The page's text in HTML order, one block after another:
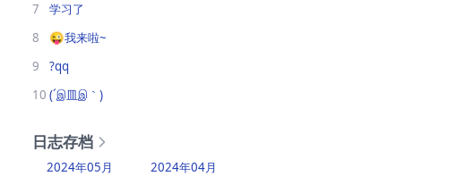
7
学习了
8
😜我来啦~
9
?qq
10 (´இ皿இ｀)
日志存档
2024年05月 2024年04月